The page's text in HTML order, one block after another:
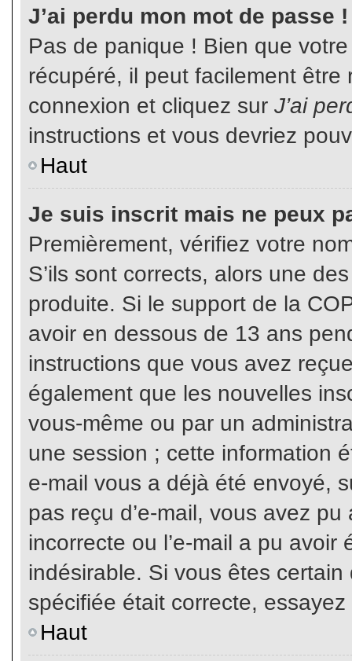
J’ai perdu mon mot de passe !
Pas de panique ! Bien que
récupéré, il peut facilement
connexion et cliquez sur J’ai
instructions et vous devriez
Haut
Je suis inscrit mais ne peux
Premièrement, vérifiez votre
S’ils sont corrects, alors une
produite. Si le support de la
avoir en dessous de 13 ans
instructions que vous avez
également que les nouvelles
vous-même ou par un
une session ; cette information
e-mail vous a déjà été envoyé,
pas reçu d’e-mail, vous avez
incorrecte ou l’e-mail a pu
indésirable. Si vous êtes
spécifiée était correcte,
Haut